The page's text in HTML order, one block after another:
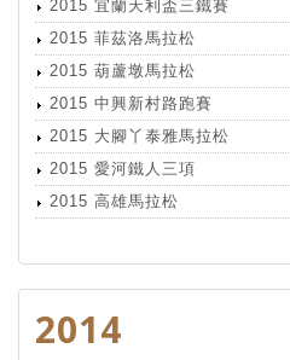
2015 宜蘭天利盃三鐵賽
2015 菲茲洛馬拉松
2015 葫蘆墩馬拉松
2015 中興新村路跑賽
2015 大腳丫泰雅馬拉松
2015 愛河鐵人三項
2015 高雄馬拉松
2014